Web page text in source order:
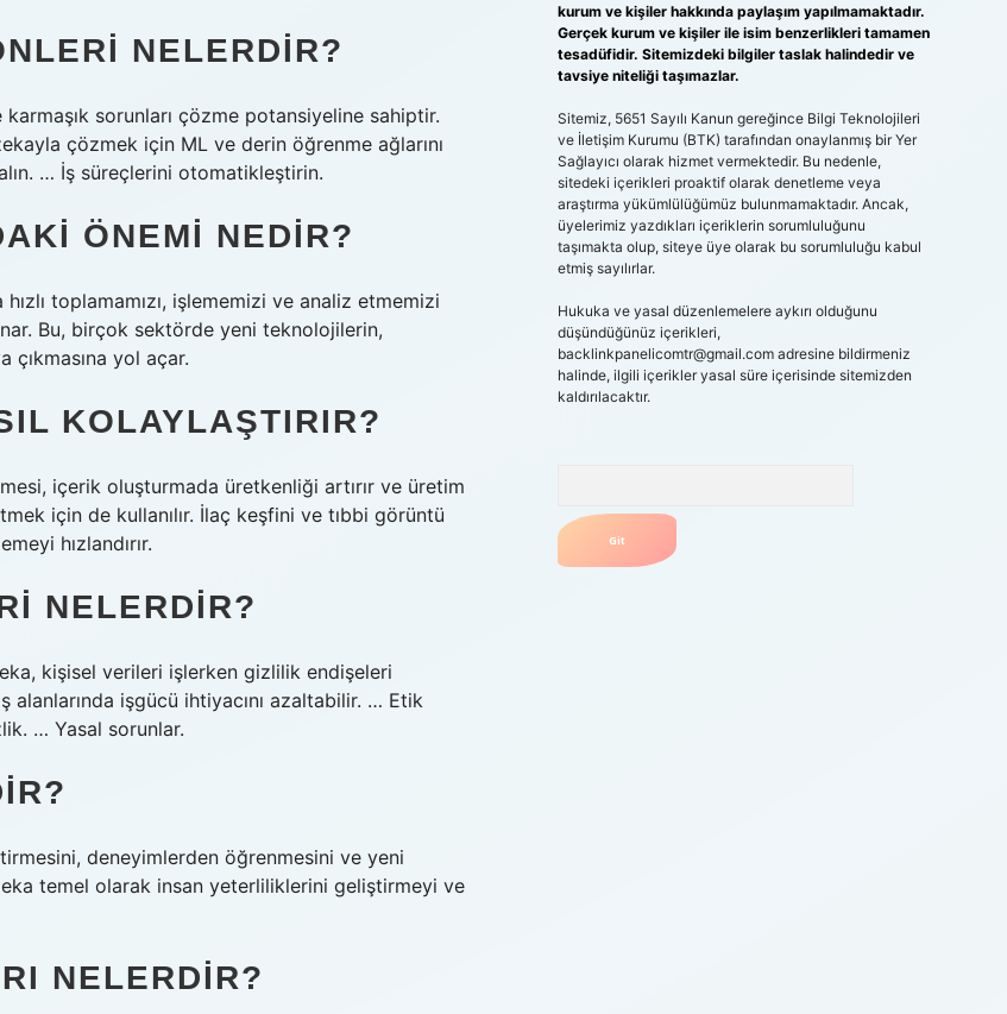
NELERDIR?
sorunları çözme potansiyeline sahiptir.
çözmek için ML ve derin öğrenme ağlarını
… İş süreçlerini otomatikleştirin.
ÖNEMI NEDIR?
toplamamızı, işlememizi ve analiz etmemizi
Bu, birçok sektörde yeni teknolojilerin,
yol açar.
KOLAYLAŞTIRIR?
içerik oluşturmada üretkenliği artırır ve üretim
için de kullanılır. İlaç keşfini ve tıbbi görüntü
hızlandırır.
NELERDIR?
kişisel verileri işlerken gizlilik endişeleri
alanlarında işgücü ihtiyacını azaltabilir. … Etik
… Yasal sorunlar.
deneyimlerden öğrenmesini ve yeni
temel olarak insan yeterliliklerini geliştirmeyi ve
NELERDIR?
kurum ve kişiler hakkında paylaşım yapılmamaktadır.
Gerçek kurum ve kişiler ile isim benzerlikleri tamamen
tesadüfidir. Sitemizdeki bilgiler taslak halindedir ve
tavsiye niteliği taşımazlar.
Sitemiz, 5651 Sayılı Kanun gereğince Bilgi Teknolojileri
ve İletişim Kurumu (BTK) tarafından onaylanmış bir Yer
Sağlayıcı olarak hizmet vermektedir. Bu nedenle,
sitedeki içerikleri proaktif olarak denetleme veya
araştırma yükümlülüğümüz bulunmamaktadır. Ancak,
üyelerimiz yazdıkları içeriklerin sorumluluğunu
taşımakta olup, siteye üye olarak bu sorumluluğu kabul
etmiş sayılırlar.
Hukuka ve yasal düzenlemelere aykırı olduğunu
düşündüğünüz içerikleri,
backlinkpanelicomtr@gmail.comadresine bildirmeniz
halinde, ilgili içerikler yasal süre içerisinde sitemizden
kaldırılacaktır.